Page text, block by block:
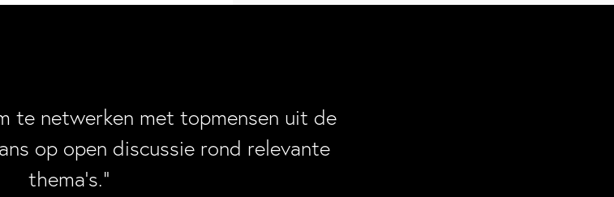
te netwerken met topmensen uit de
op open discussie rond relevante
thema’s.”